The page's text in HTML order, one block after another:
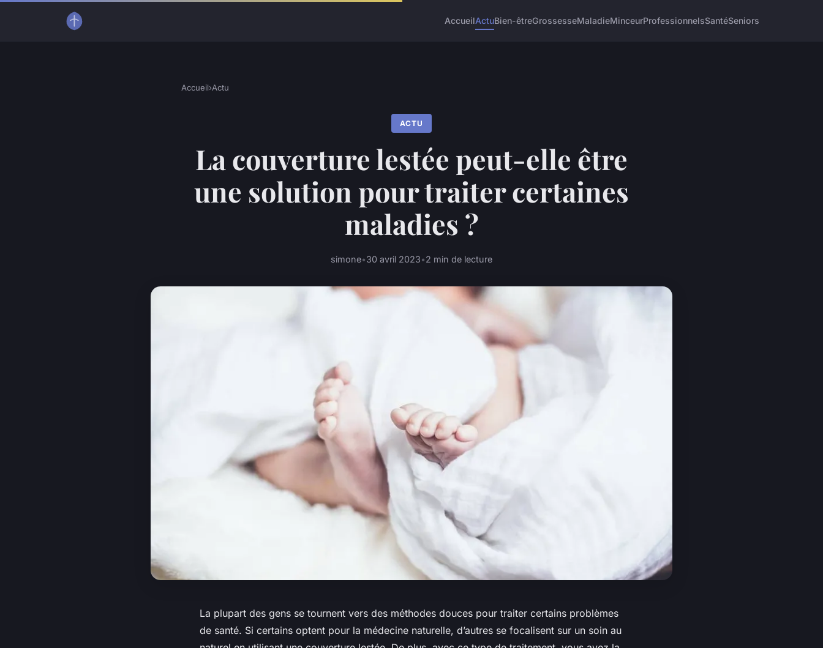
AccueilActuBien-êtreGrossesseMaladieMinceurProfessionnelsSantéSeniors
Accueil›Actu
ACTU
La couverture lestée peut-elle être
une solution pour traiter certaines
maladies ?
simone•30 avril 2023•2 min de lecture
La plupart des gens se tournent vers des méthodes douces pour traiter certains problèmes
de santé. Si certains optent pour la médecine naturelle, d’autres se focalisent sur un soin au